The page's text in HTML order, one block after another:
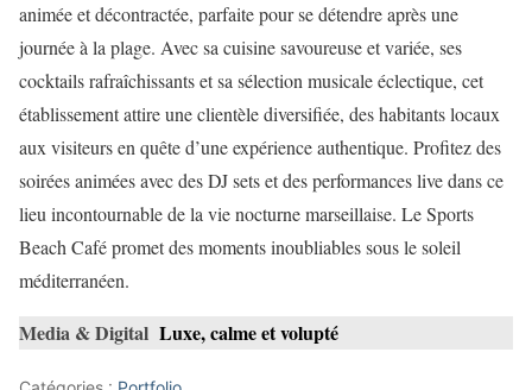
animée et décontractée, parfaite pour se détendre après une
journée à la plage. Avec sa cuisine savoureuse et variée, ses
cocktails rafraîchissants et sa sélection musicale éclectique, cet
établissement attire une clientèle diversifiée, des habitants locaux
aux visiteurs en quête d’une expérience authentique. Profitez des
soirées animées avec des DJ sets et des performances live dans ce
lieu incontournable de la vie nocturne marseillaise. Le Sports
Beach Café promet des moments inoubliables sous le soleil
méditerranéen.
Media & Digital Luxe, calme et volupté